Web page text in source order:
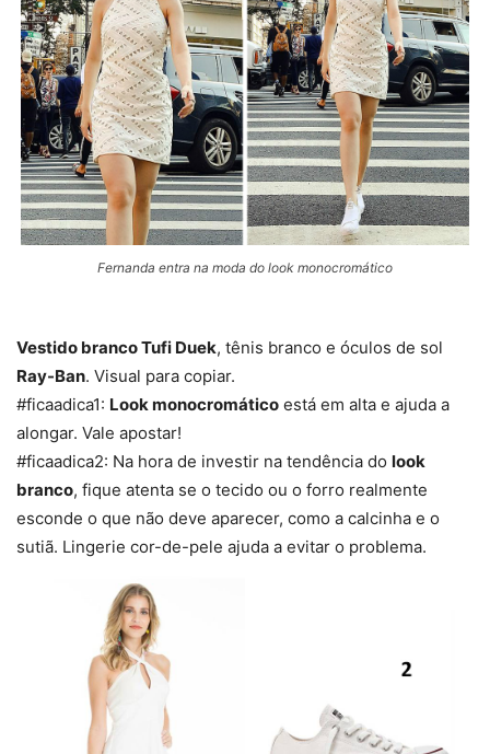
Fernanda entra na moda do look monocromático
Vestido branco Tufi Duek, tênis branco e óculos de sol
Ray-Ban. Visual para copiar.
#ficaadica1: Look monocromático está em alta e ajuda a
alongar. Vale apostar!
#ficaadica2: Na hora de investir na tendência do look
branco, fique atenta se o tecido ou o forro realmente
esconde o que não deve aparecer, como a calcinha e o
sutiã. Lingerie cor-de-pele ajuda a evitar o problema.